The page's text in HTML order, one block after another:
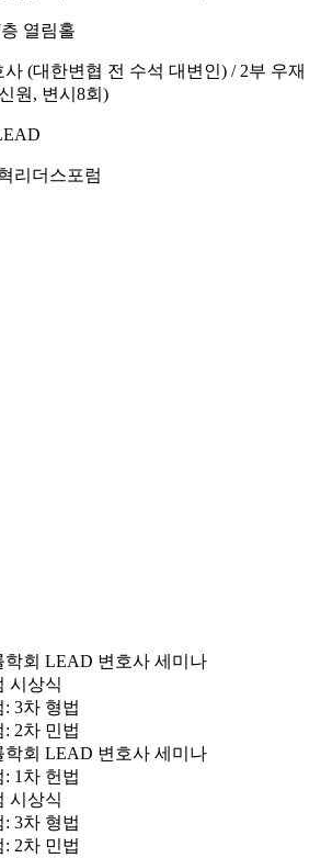
열림홀
(대한변협 전 수석 대변인) / 2부 우재
원, 변시8회)
리더스포럼
학회 LEAD 변호사 세미나
시상식
3차 형법
2차 민법
학회 LEAD 변호사 세미나
1차 헌법
시상식
3차 형법
2차 민법